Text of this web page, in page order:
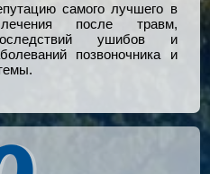
самого лучшего в
после травм,
ушибов и
позвоночника и